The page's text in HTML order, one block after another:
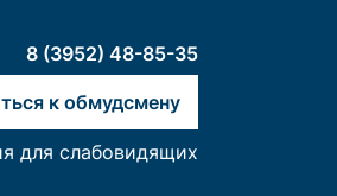
8 (3952) 48-85-35
к обмудсмену
для слабовидящих